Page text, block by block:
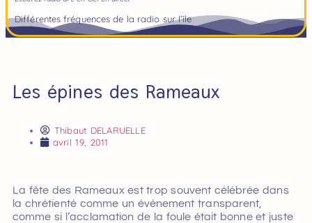
Différentes fréquences de la radio sur l’île
Les épines des Rameaux
Thibaut DELARUELLE
avril 19, 2011
La fête des Rameaux est trop souvent célébrée dans
la chrétienté comme un événement transparent,
comme si l’acclamation de la foule était bonne et juste